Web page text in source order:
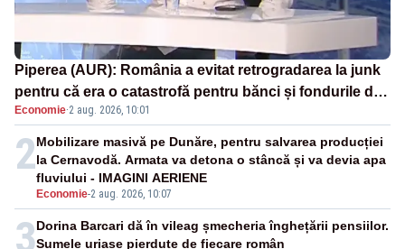
Piperea (AUR): România a evitat retrogradarea la junk
pentru că era o catastrofă pentru bănci și fondurile de
pensii
Economie·2 aug. 2026, 10:01
2
Economie-2 aug. 2026, 10:07
Mobilizare masivă pe Dunăre, pentru salvarea producției
la Cernavodă. Armata va detona o stâncă și va devia apa
fluviului - IMAGINI AERIENE
3Dorina Barcari dă în vileag șmecheria înghețării pensiilor.
Sumele uriașe pierdute de fiecare român